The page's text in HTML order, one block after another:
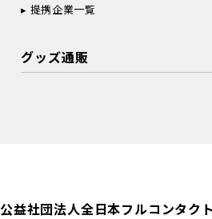
提携企業一覧
グッズ通販
公益社団法人全日本フルコンタク